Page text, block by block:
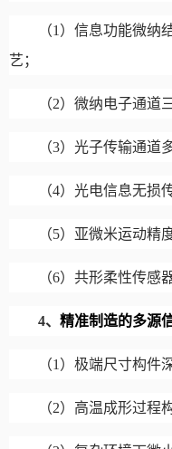
（1 ）信息功能微纳
艺；
（2）微纳电子通道
（3）光子传输通道
（4）光电信息无损
（5）亚微米运动精
（6）共形柔性传感
4、 精准制造的多源
（1 ）极端尺寸构件
（2）高温成形过程